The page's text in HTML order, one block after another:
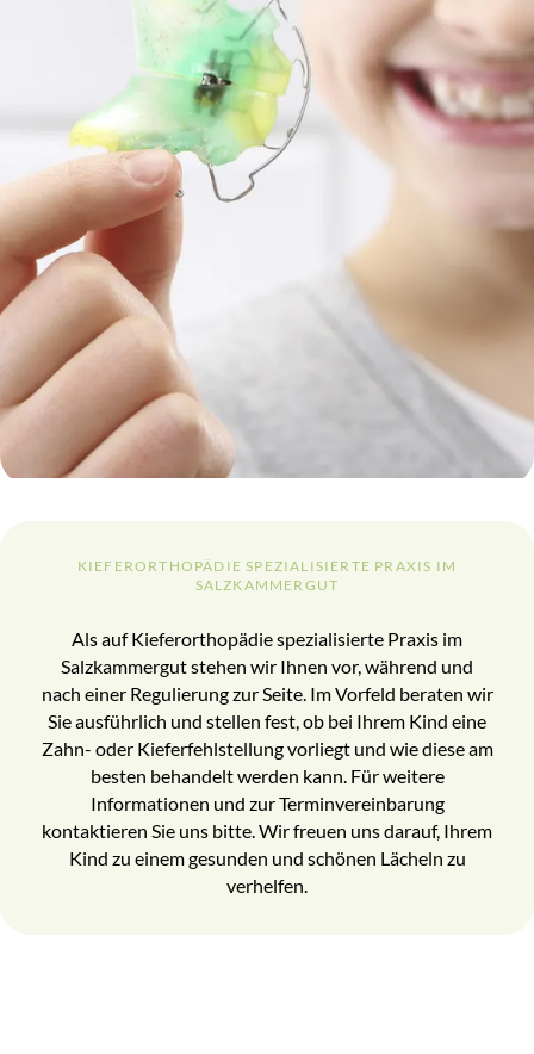
KIEFERORTHOPÄDIE SPEZIALISIERTE PRAXIS IM
SALZKAMMERGUT
Als auf Kieferorthopädie spezialisierte Praxis im
Salzkammergut stehen wir Ihnen vor, während und
nach einer Regulierung zur Seite. Im Vorfeld beraten wir
Sie ausführlich und stellen fest, ob bei Ihrem Kind eine
Zahn- oder Kieferfehlstellung vorliegt und wie diese am
besten behandelt werden kann. Für weitere
Informationen und zur Terminvereinbarung
kontaktieren Sie uns bitte. Wir freuen uns darauf, Ihrem
Kind zu einem gesunden und schönen Lächeln zu
verhelfen.